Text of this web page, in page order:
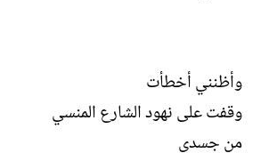
وأظنني أخطأت
وقفت على نهود الشارع المنسي
من جسدي